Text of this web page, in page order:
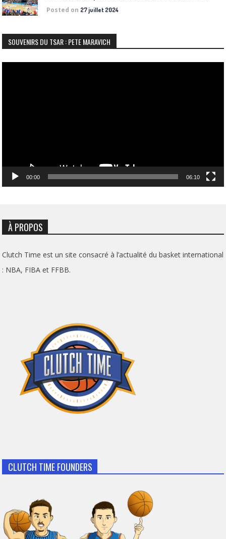
Posted on 27 juillet 2024
SOUVENIRS DU TSAR : PETE MARAVICH
00:00 06:10
À PROPOS
Clutch Time est un site consacré à l’actualité du basket international
: NBA, FIBA et FFBB.
CLUTCH TIME FOUNDERS